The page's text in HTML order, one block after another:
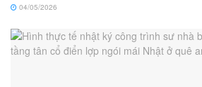
04/05/2026